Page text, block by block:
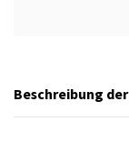
Beschreibung